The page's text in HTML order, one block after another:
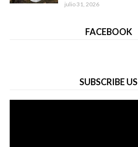
julio 31, 2026
FACEBOOK
SUBSCRIBE US